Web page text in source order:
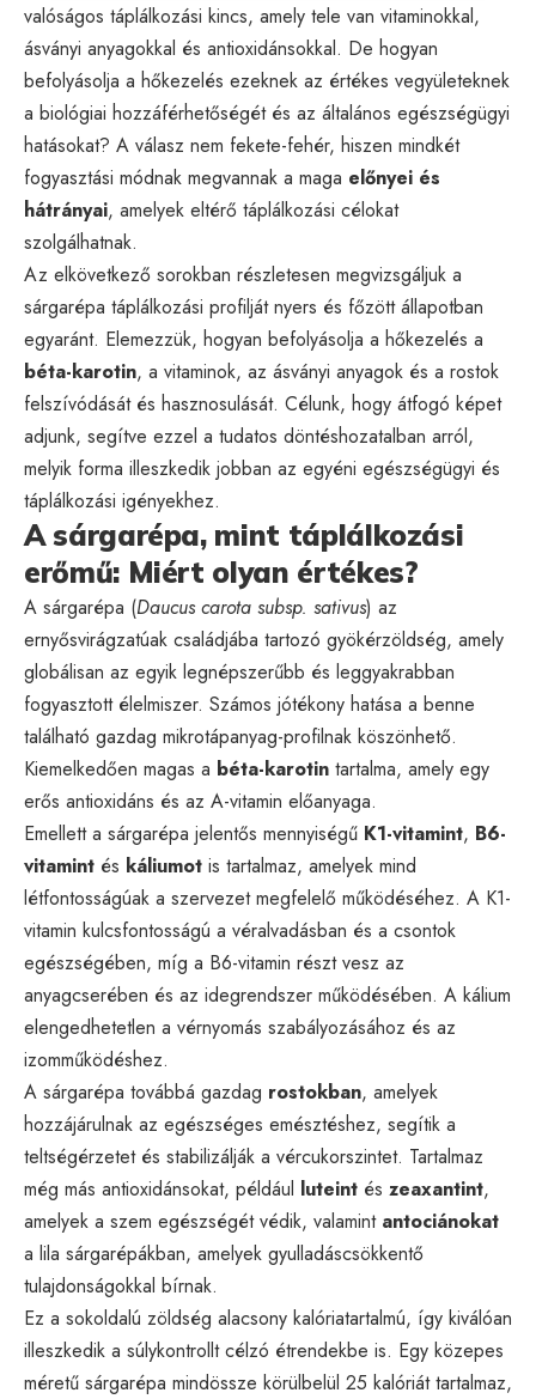
valóságos táplálkozási kincs, amely tele van vitaminokkal,
ásványi anyagokkal és antioxidánsokkal. De hogyan
befolyásolja a hőkezelés ezeknek az értékes vegyületeknek
a biológiai hozzáférhetőségét és az általános egészségügyi
hatásokat? A válasz nem fekete-fehér, hiszen mindkét
fogyasztási módnak megvannak a maga előnyei és
hátrányai, amelyek eltérő táplálkozási célokat
szolgálhatnak.
Az elkövetkező sorokban részletesen megvizsgáljuk a
sárgarépa táplálkozási profilját nyers és főzött állapotban
egyaránt. Elemezzük, hogyan befolyásolja a hőkezelés a
béta-karotin, a vitaminok, az ásványi anyagok és a rostok
felszívódását és hasznosulását. Célunk, hogy átfogó képet
adjunk, segítve ezzel a tudatos döntéshozatalban arról,
melyik forma illeszkedik jobban az egyéni egészségügyi és
táplálkozási igényekhez.
A sárgarépa, mint táplálkozási
erőmű: Miért olyan értékes?
A sárgarépa (Daucus carota subsp. sativus) az
ernyősvirágzatúak családjába tartozó gyökérzöldség, amely
globálisan az egyik legnépszerűbb és leggyakrabban
fogyasztott élelmiszer. Számos jótékony hatása a benne
található gazdag mikrotápanyag-profilnak köszönhető.
Kiemelkedően magas a béta-karotin tartalma, amely egy
erős antioxidáns és az A-vitamin előanyaga.
Emellett a sárgarépa jelentős mennyiségű K1-vitamint, B6-
vitamint és káliumot is tartalmaz, amelyek mind
létfontosságúak a szervezet megfelelő működéséhez. A K1-
vitamin kulcsfontosságú a véralvadásban és a csontok
egészségében, míg a B6-vitamin részt vesz az
anyagcserében és az idegrendszer működésében. A kálium
elengedhetetlen a vérnyomás szabályozásához és az
izomműködéshez.
A sárgarépa továbbá gazdag rostokban, amelyek
hozzájárulnak az egészséges emésztéshez, segítik a
teltségérzetet és stabilizálják a vércukorszintet. Tartalmaz
még más antioxidánsokat, például luteint és zeaxantint,
amelyek a szem egészségét védik, valamint antociánokat
a lila sárgarépákban, amelyek gyulladáscsökkentő
tulajdonságokkal bírnak.
Ez a sokoldalú zöldség alacsony kalóriatartalmú, így kiválóan
illeszkedik a súlykontrollt célzó étrendekbe is. Egy közepes
méretű sárgarépa mindössze körülbelül 25 kalóriát tartalmaz,